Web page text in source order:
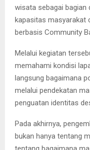
wisata sebagai bagian
kapasitas masyarakat
berbasis Community
Melalui kegiatan
memahami kondisi
langsung bagaimana
melalui pendekatan
penguatan identitas
Pada akhirnya,
bukan hanya tentang